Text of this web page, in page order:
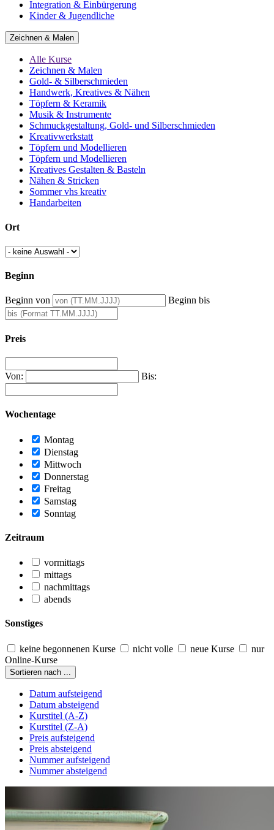
Integration & Einbürgerung
Kinder & Jugendliche
Zeichnen & Malen
Alle Kurse
Zeichnen & Malen
Gold- & Silberschmieden
Handwerk, Kreatives & Nähen
Töpfern & Keramik
Musik & Instrumente
Schmuckgestaltung, Gold- und Silberschmieden
Kreativwerkstatt
Töpfern und Modellieren
Töpfern und Modellieren
Kreatives Gestalten & Basteln
Nähen & Stricken
Sommer vhs kreativ
Handarbeiten
Ort
Beginn
Beginn von Beginn bis
Preis
Von: Bis:
Wochentage
Montag
Dienstag
Mittwoch
Donnerstag
Freitag
Samstag
Sonntag
Zeitraum
vormittags
mittags
nachmittags
abends
Sonstiges
keine begonnenen Kurse nicht volle neue Kurse
nur
Online-Kurse
Sortieren nach ...
Datum aufsteigend
Datum absteigend
Kurstitel (A-Z)
Kurstitel (Z-A)
Preis aufsteigend
Preis absteigend
Nummer aufsteigend
Nummer absteigend